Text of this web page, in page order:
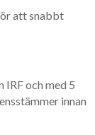
att snabbt
IRF och med 5
innan